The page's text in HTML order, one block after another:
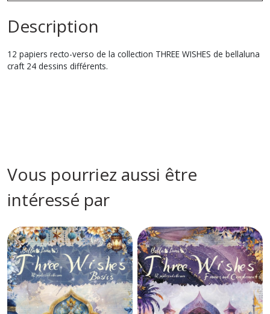
Description
12 papiers recto-verso de la collection THREE WISHES de bellaluna
craft 24 dessins différents.
Vous pourriez aussi être
intéressé par